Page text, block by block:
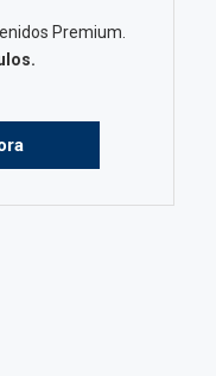
Premium.